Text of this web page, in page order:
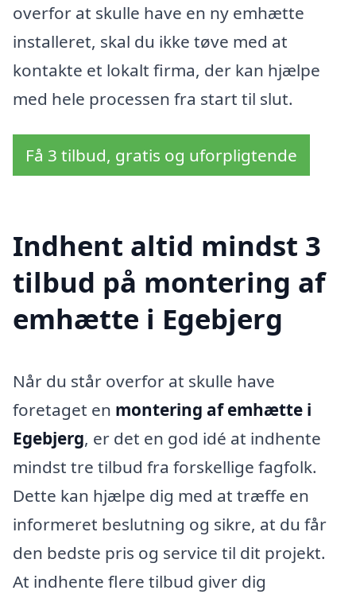
overfor at skulle have en ny emhætte
installeret, skal du ikke tøve med at
kontakte et lokalt firma, der kan hjælpe
med hele processen fra start til slut.
Få 3 tilbud, gratis og uforpligtende
Indhent altid mindst 3
tilbud på montering af
emhætte i Egebjerg
Når du står overfor at skulle have
foretaget en montering af emhætte i
Egebjerg, er det en god idé at indhente
mindst tre tilbud fra forskellige fagfolk.
Dette kan hjælpe dig med at træffe en
informeret beslutning og sikre, at du får
den bedste pris og service til dit projekt.
At indhente flere tilbud giver dig